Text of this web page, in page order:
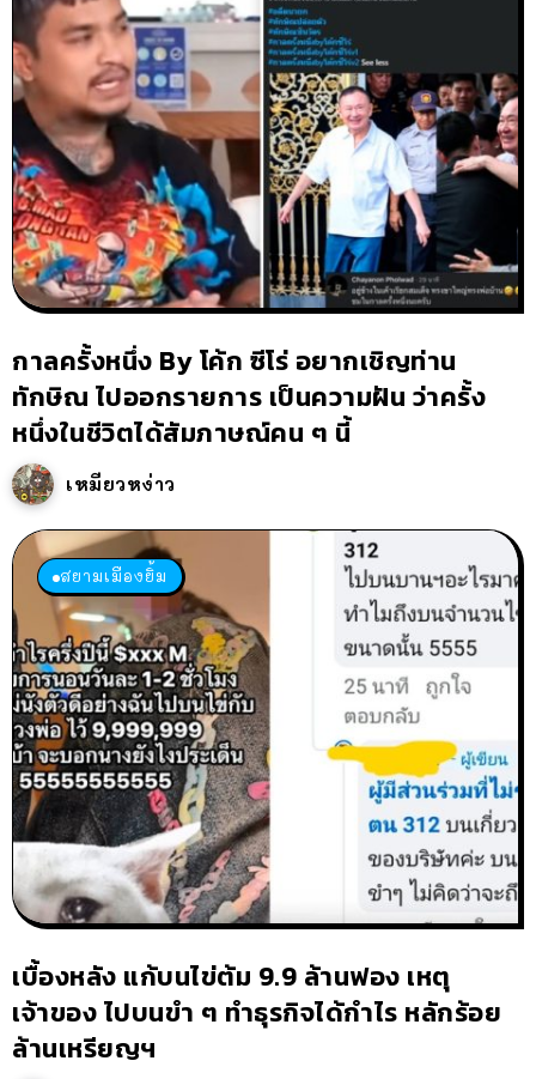
กาลครั้งหนึ่ง By โค้ก ซีโร่ อยากเชิญท่าน
ทักษิณ ไปออกรายการ เป็นความฝัน ว่าครั้ง
หนึ่งในชีวิตได้สัมภาษณ์คน ๆ นี้
เหมียวหง่าว
สยามเมืองยิ้ม
เบื้องหลัง แก้บนไข่ต้ม 9.9 ล้านฟอง เหตุ
เจ้าของ ไปบนขำ ๆ ทำธุรกิจได้กำไร หลักร้อย
ล้านเหรียญฯ